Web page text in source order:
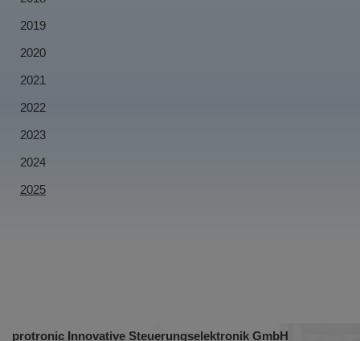
2019
2020
2021
2022
2023
2024
2025
protronic Innovative Steuerungselektronik GmbH